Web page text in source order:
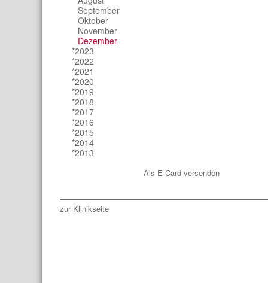
September
Oktober
November
Dezember
*2023
*2022
*2021
*2020
*2019
*2018
*2017
*2016
*2015
*2014
*2013
Als E-Card versenden
zur Klinikseite